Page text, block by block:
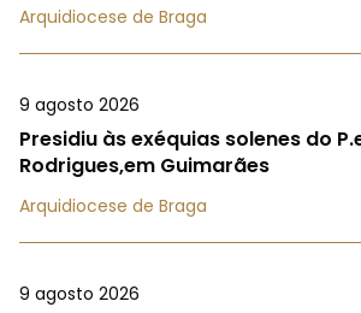
Arquidiocese de Braga
9 agosto 2026
Presidiu às exéquias solenes do
Rodrigues,em Guimarães
Arquidiocese de Braga
9 agosto 2026